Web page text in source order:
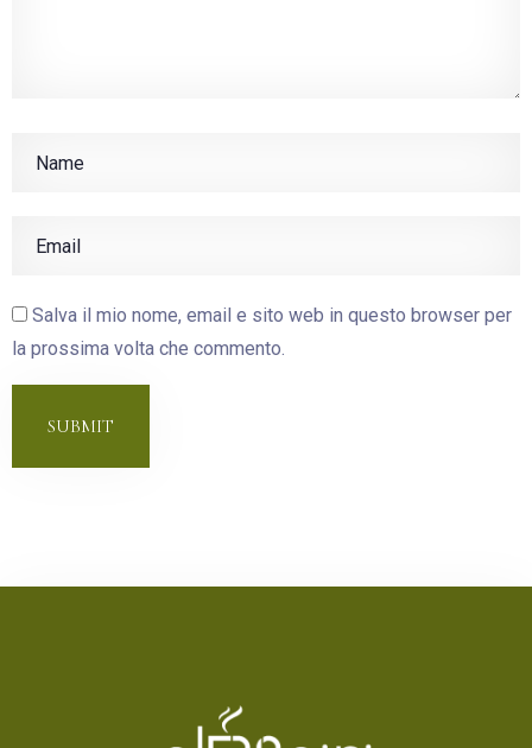
Salva il mio nome, email e sito web in questo browser per
la prossima volta che commento.
SUBMIT